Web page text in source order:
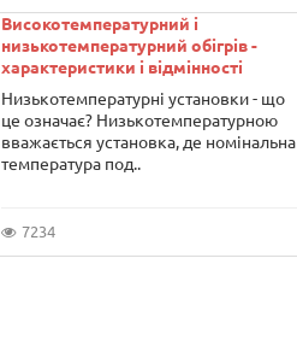
Високотемпературний і
низькотемпературний обігрів -
характеристики і відмінності
Низькотемпературні установки - що
це означає? Низькотемпературною
вважається установка, де номінальна
температура под..
7234